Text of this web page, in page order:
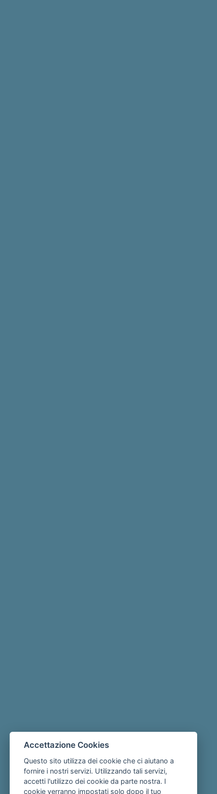
Accettazione Cookies
Questo sito utilizza dei cookie che ci aiutano a
fornire i nostri servizi. Utilizzando tali servizi,
accetti l'utilizzo dei cookie da parte nostra. I
cookie verranno impostati solo dopo il tuo